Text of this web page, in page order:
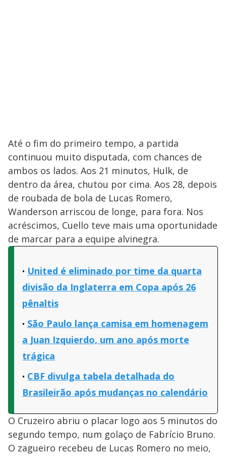
Até o fim do primeiro tempo, a partida
continuou muito disputada, com chances de
ambos os lados. Aos 21 minutos, Hulk, de
dentro da área, chutou por cima. Aos 28, depois
de roubada de bola de Lucas Romero,
Wanderson arriscou de longe, para fora. Nos
acréscimos, Cuello teve mais uma oportunidade
de marcar para a equipe alvinegra.
United é eliminado por time da quarta
divisão da Inglaterra em Copa após 26
pênaltis
São Paulo lança camisa em homenagem
a Juan Izquierdo, um ano após morte
trágica
CBF divulga tabela detalhada do
Brasileirão após mudanças no calendário
O Cruzeiro abriu o placar logo aos 5 minutos do
segundo tempo, num golaço de Fabrício Bruno.
O zagueiro recebeu de Lucas Romero no meio,